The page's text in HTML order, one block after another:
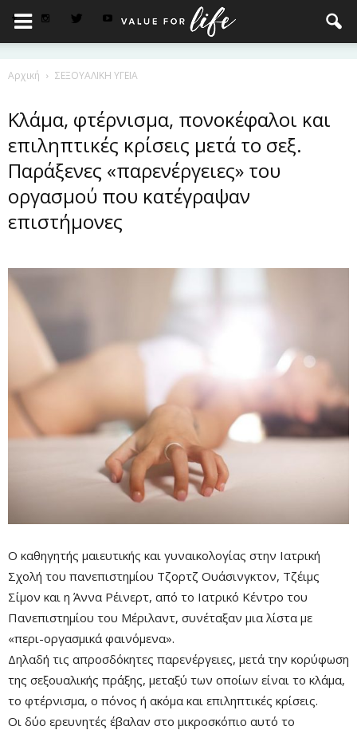
Αρχική ΣΕΞΟΥΑΛΙΚΗ ΥΓΕΙΑ
Κλάμα, φτέρνισμα, πονοκέφαλοι και
επιληπτικές κρίσεις μετά το σεξ.
Παράξενες «παρενέργειες» του
οργασμού που κατέγραψαν
επιστήμονες
Ο καθηγητής μαιευτικής και γυναικολογίας στην Ιατρική
Σχολή του πανεπιστημίου Τζορτζ Ουάσινγκτον, Τζέιμς
Σίμον και η Άννα Ρέινερτ, από το Ιατρικό Κέντρο του
Πανεπιστημίου του Μέριλαντ, συνέταξαν μια λίστα με
«περι-οργασμικά φαινόμενα».
Δηλαδή τις απροσδόκητες παρενέργειες, μετά την κορύφωση
της σεξουαλικής πράξης, μεταξύ των οποίων είναι το κλάμα,
το φτέρνισμα, ο πόνος ή ακόμα και επιληπτικές κρίσεις.
Οι δύο ερευνητές έβαλαν στο μικροσκόπιο αυτό το